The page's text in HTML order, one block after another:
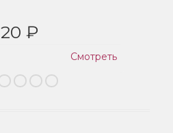
20 ₽
Смотреть